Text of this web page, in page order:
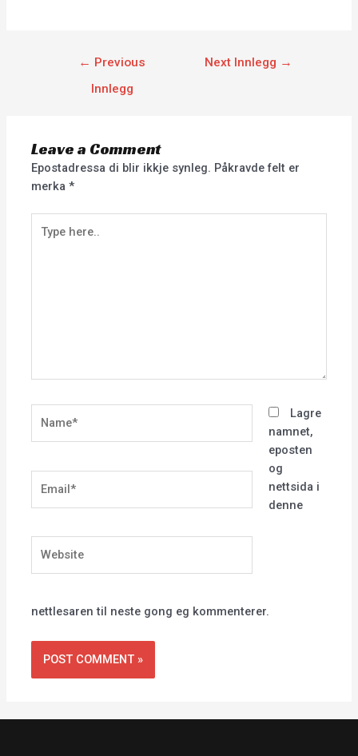
← Previous
Innlegg
Next Innlegg →
Leave a Comment
Epostadressa di blir ikkje synleg. Påkravde felt er
merka*
here..
Lagre
namnet,
eposten
og
nettsida i
denne
nettlesaren til neste gong eg kommenterer.